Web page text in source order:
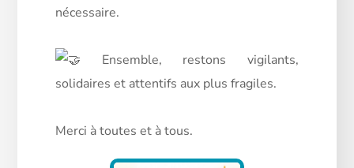
nécessaire.
Ensemble, restons vigilants,
solidaires et attentifs aux plus fragiles.
Merci à toutes et à tous.